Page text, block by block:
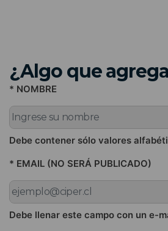
¿Algo que
* NOMBRE
Debe contener sólo valores
* EMAIL (NO SERÁ PUBLICADO)
Debe llenar este campo con un e-